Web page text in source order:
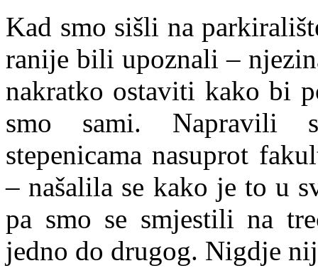
Kad smo sišli na
ranije bili upoznali –
nakratko ostaviti kako bi
smo sami. Napravili
stepenicama nasuprot
– našalila se kako je to u
pa smo se smjestili na
jedno do drugog. Nigdje